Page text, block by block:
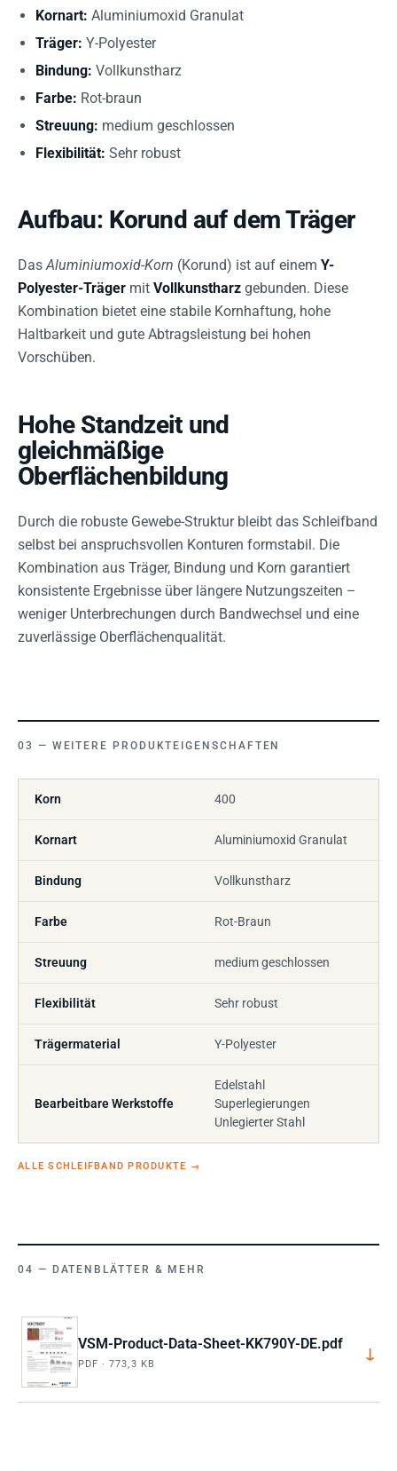
Kornart: Aluminiumoxid Granulat
Träger: Y-Polyester
Bindung: Vollkunstharz
Farbe: Rot-braun
Streuung: medium geschlossen
Flexibilität: Sehr robust
Aufbau: Korund auf dem Träger
DasAluminiumoxid-Korn (Korund) ist auf einem Y-
Polyester-Träger mit Vollkunstharz gebunden. Diese
Kombination bietet eine stabile Kornhaftung, hohe
Haltbarkeit und gute Abtragsleistung bei hohen
Vorschüben.
Hohe Standzeit und
gleichmäßige
Oberflächenbildung
Durch die robuste Gewebe-Struktur bleibt das Schleifband
selbst bei anspruchsvollen Konturen formstabil. Die
Kombination aus Träger, Bindung und Korn garantiert
konsistente Ergebnisse über längere Nutzungszeiten –
weniger Unterbrechungen durch Bandwechsel und eine
zuverlässige Oberflächenqualität.
WEITERE PRODUKTEIGENSCHAFTEN
Korn 400
Kornart Aluminiumoxid Granulat
Bindung Vollkunstharz
Farbe Rot-Braun
Streuung medium geschlossen
Flexibilität Sehr robust
Trägermaterial Y-Polyester
Bearbeitbare Werkstoffe
Edelstahl
Superlegierungen
Unlegierter Stahl
ALLE SCHLEIFBAND PRODUKTE →
DATENBLÄTTER & MEHR
VSM-Product-Data-Sheet-KK790Y-DE.pdf
PDF · 773,3 KB
↓